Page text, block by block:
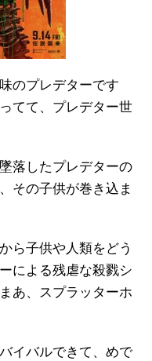
のプレデターです
てて、プレデター世
落したプレデターの
その子供が巻き込ま
ら子供や人類をどう
による残虐な殺戮シ
あ、スプラッターホ
イバルできて、めで